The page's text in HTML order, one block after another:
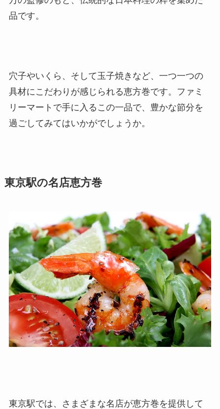
品です。
穴子やいくら、そして玉子焼きなど、一つ一つの
具材にこだわりが感じられる恵方巻です。ファミ
リーマートで手に入るこの一品で、豊かな節分を
過ごしてみてはいかがでしょうか。
東京駅の名店恵方巻
東京駅では、さまざまな名店が恵方巻を提供して